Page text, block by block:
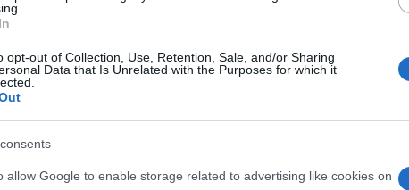
opt-out of Collection, Use, Retention, Sale, and/or Sharing
Data that Is Unrelated with the Purposes for which it
allow Google to enable storage related to advertising like cookies on